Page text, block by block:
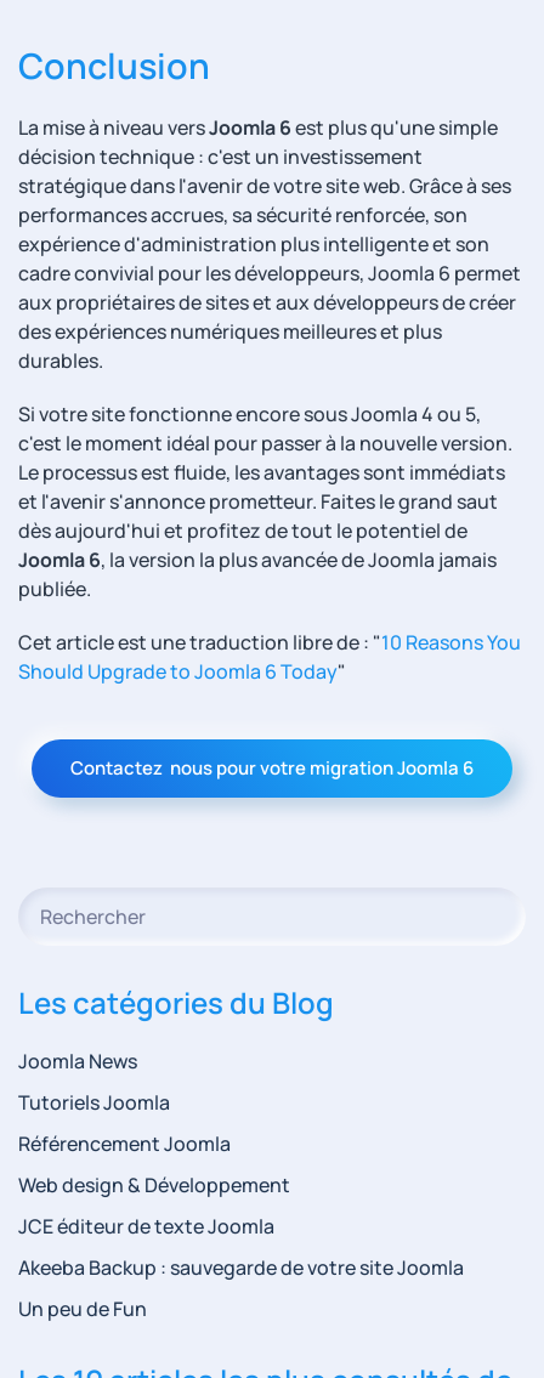
Conclusion
La mise à niveau versJoomla 6est plus qu'une simple
décision technique : c'est un investissement
stratégique dans l'avenir de votre site web. Grâce à ses
performances accrues, sa sécurité renforcée, son
expérience d'administration plus intelligente et son
cadre convivial pour les développeurs, Joomla 6 permet
aux propriétaires de sites et aux développeurs de créer
des expériences numériques meilleures et plus
durables.
Si votre site fonctionne encore sous Joomla 4 ou 5,
c'est le moment idéal pour passer à la nouvelle version.
Le processus est fluide, les avantages sont immédiats
et l'avenir s'annonce prometteur. Faites le grand saut
dès aujourd'hui et profitez de tout le potentiel de
Joomla 6, la version la plus avancée de Joomla jamais
publiée.
Cet article est une traduction libre de : "10 Reasons You
Should Upgrade to Joomla 6 Today"
Contactez nous pour votre migration Joomla 6
Les catégories du Blog
Joomla News
Tutoriels Joomla
Référencement Joomla
Web design & Développement
JCE éditeur de texte Joomla
Akeeba Backup : sauvegarde de votre site Joomla
Un peu de Fun